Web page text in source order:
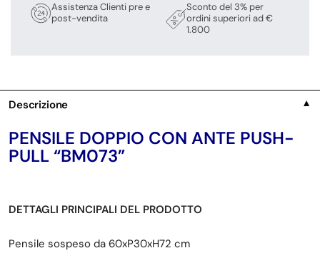
Assistenza Clienti pre e
post-vendita
Sconto del 3% per
ordini superiori ad €
1.800
Descrizione ▼
PENSILE DOPPIO CON ANTE PUSH-
PULL “BM073”
DETTAGLI PRINCIPALI DEL PRODOTTO
Pensile sospeso da 60xP30xH72 cm